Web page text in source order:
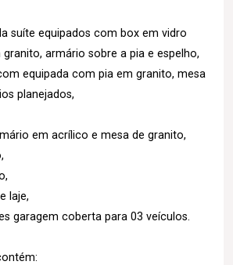
suíte equipados com box em vidro
armário sobre a pia e espelho,
equipada com pia em granito, mesa
planejados,
em acrílico e mesa de granito,
laje,
garagem coberta para 03 veículos.